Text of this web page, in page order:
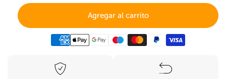
Agregar al carrito